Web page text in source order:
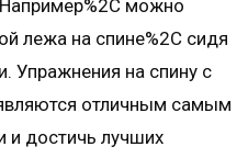
можно
лежа на спине%2C сидя
Упражнения на спину с
отличным самым
и достичь лучших